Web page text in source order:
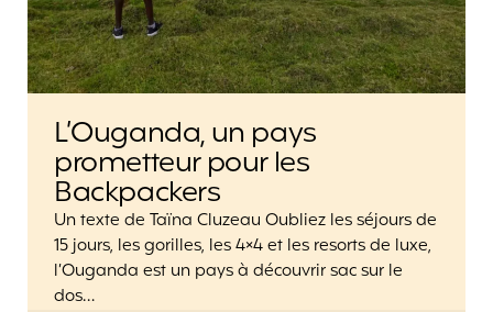
L’Ouganda, un pays
prometteur pour les
Backpackers
Un texte de Taïna Cluzeau Oubliez les séjours de
15 jours, les gorilles, les 4×4 et les resorts de luxe,
l’Ouganda est un pays à découvrir sac sur le
dos…